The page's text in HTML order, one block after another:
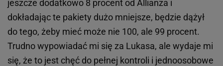
jeszcze dodatkowo 8 procent od Allianza i
dokładając te pakiety dużo mniejsze, będzie dążył
do tego, żeby mieć może nie 100, ale 99 procent.
Trudno wypowiadać mi się za Lukasa, ale wydaje mi
się, że to jest chęć do pełnej kontroli i jednoosobowe